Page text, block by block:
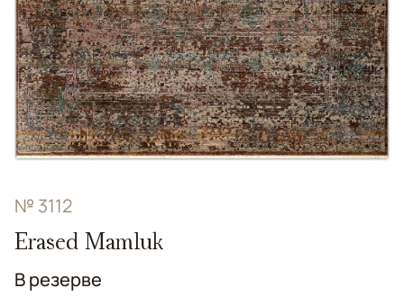
№ 3112
Erased Mamluk
В резерве